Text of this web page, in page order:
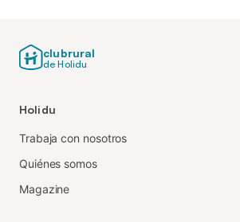
clubrural
de Holidu
Holidu
Trabaja con nosotros
Quiénes somos
Magazine